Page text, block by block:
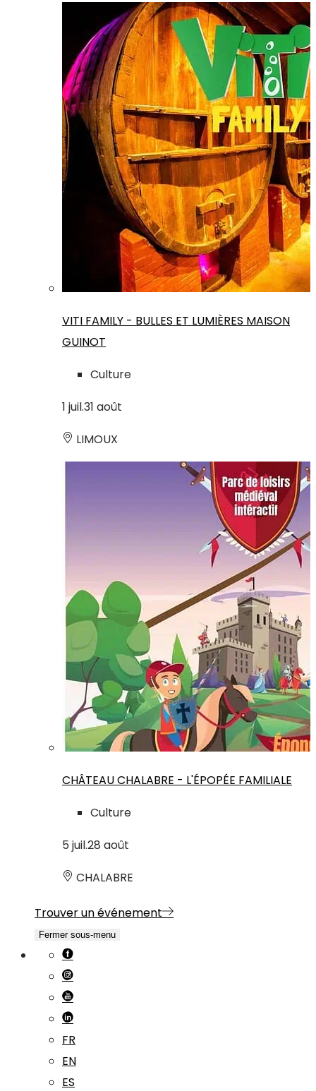
VITI FAMILY - BULLES ET LUMIÈRES MAISON
GUINOT
Culture
1 juil.31 août
LIMOUX
CHÂTEAU CHALABRE - L'ÉPOPÉE FAMILIALE
Culture
5 juil.28 août
CHALABRE
Trouver un événement
Fermer sous-menu
FR
EN
ES